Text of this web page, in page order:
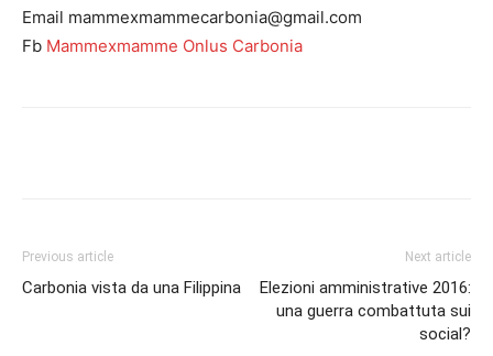
Email mammexmammecarbonia@gmail.com
Fb Mammexmamme Onlus Carbonia
Previous article
Carbonia vista da una Filippina
Next article
Elezioni amministrative 2016:
una guerra combattuta sui
social?